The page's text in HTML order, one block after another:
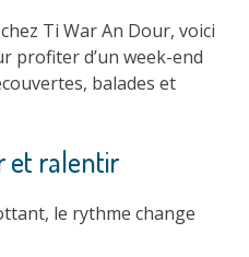
Ti War An Dour, voici
profiter d’un week-end
balades et
et ralentir
le rythme change